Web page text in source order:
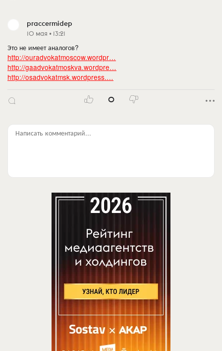
praccermidep
10 мая • 13:21
Это не имеет аналогов?
http://ouradvokatmoscow.wordpr…
http://gaadvokatmoskva.wordpre…
http://osadvokatmsk.wordpress.…
0
Написать комментарий...